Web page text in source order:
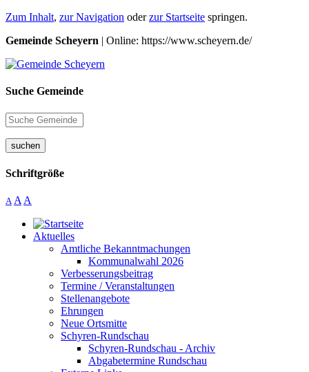
Zum Inhalt, zur Navigation oderzur Startseite springen.
Gemeinde Scheyern | Online: https://www.scheyern.de/
Suche Gemeinde
suchen
Schriftgröße
A A A
Aktuelles
Amtliche Bekanntmachungen
Kommunalwahl 2026
Verbesserungsbeitrag
Termine / Veranstaltungen
Stellenangebote
Ehrungen
Neue Ortsmitte
Schyren-Rundschau
Schyren-Rundschau - Archiv
Abgabetermine Rundschau